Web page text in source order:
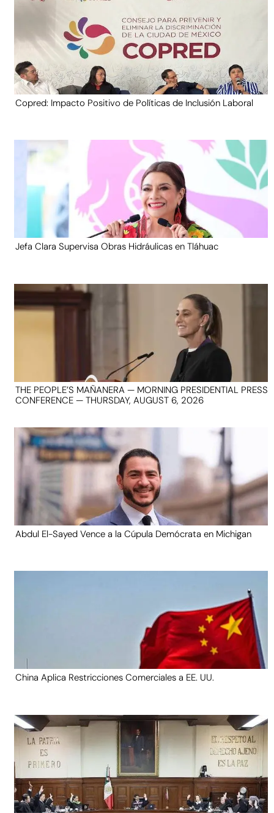
Copred: Impacto Positivo de Políticas de Inclusión Laboral
Jefa Clara Supervisa Obras Hidráulicas en Tláhuac
THE PEOPLE’S MAÑANERA — MORNING PRESIDENTIAL PRESS
CONFERENCE — THURSDAY, AUGUST 6, 2026
Abdul El-Sayed Vence a la Cúpula Demócrata en Michigan
China Aplica Restricciones Comerciales a EE. UU.